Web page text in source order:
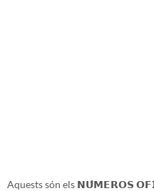
Aquests són els 𝗡𝗨́𝗠𝗘𝗥𝗢𝗦